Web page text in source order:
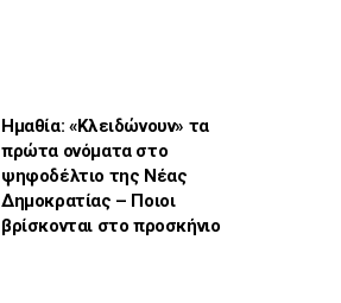
Ημαθία: «Κλειδώνουν» τα
πρώτα ονόματα στο
ψηφοδέλτιο της Νέας
Δημοκρατίας – Ποιοι
βρίσκονται στο προσκήνιο